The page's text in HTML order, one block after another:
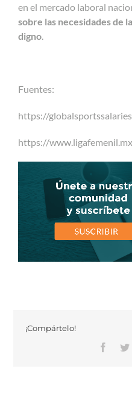
en el mercado laboral
sobre las necesidades de
digno.
Fuentes:
https://
https://
¡Compártelo!